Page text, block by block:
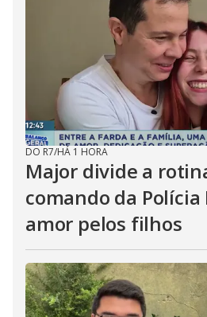
DO R7/HÁ 1 HORA
Major divide a
comando da
amor pelos filhos